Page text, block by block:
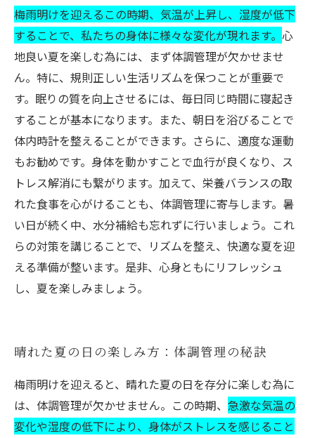
梅雨明けを迎えるこの時期、気温が上昇し、湿度が低下
することで、私たちの身体に様々な変化が現れます。 心
地良い夏を楽しむ為には、まず体調管理が欠かせませ
ん。特に、規則正しい生活リズムを保つことが重要で
す。眠りの質を向上させるには、毎日同じ時間に寝起き
することが基本になります。また、朝日を浴びることで
体内時計を整えることができます。さらに、適度な運動
もお勧めです。身体を動かすことで血行が良くなり、ス
トレス解消にも繋がります。加えて、栄養バランスの取
れた食事を心がけることも、体調管理に寄与します。暑
い日が続く中、水分補給も忘れずに行いましょう。これ
らの対策を講じることで、リズムを整え、快適な夏を迎
える準備が整います。是非、心身ともにリフレッシュ
し、夏を楽しみましょう。
晴れた夏の日の楽しみ方：体調管理の秘訣
梅雨明けを迎えると、晴れた夏の日を存分に楽しむ為に
は、体調管理が欠かせません。この時期、 急激な気温の
変化や湿度の低下により、身体がストレスを感じること